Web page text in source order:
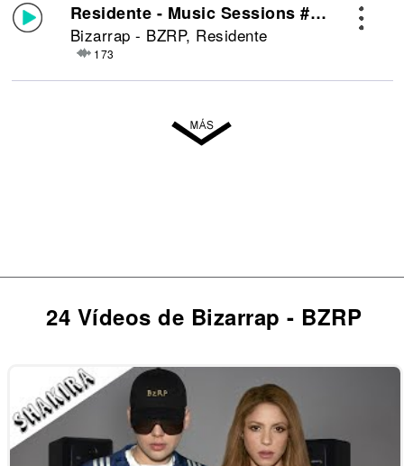
Residente - Music Sessions #49
Bizarrap - BZRP, Residente
173
24 Vídeos de Bizarrap - BZRP